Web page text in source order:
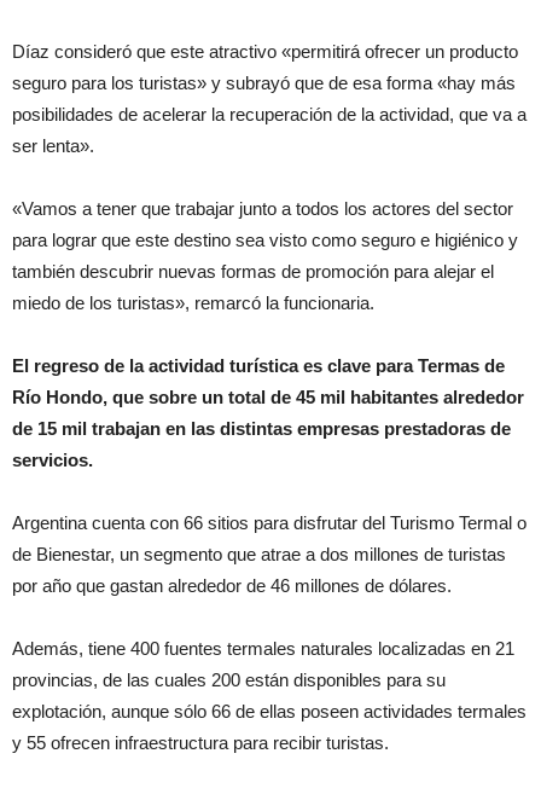
Díaz consideró que este atractivo «permitirá ofrecer un producto
seguro para los turistas» y subrayó que de esa forma «hay más
posibilidades de acelerar la recuperación de la actividad, que va a
ser lenta».
«Vamos a tener que trabajar junto a todos los actores del sector
para lograr que este destino sea visto como seguro e higiénico y
también descubrir nuevas formas de promoción para alejar el
miedo de los turistas», remarcó la funcionaria.
El regreso de la actividad turística es clave para Termas de
Río Hondo, que sobre un total de 45 mil habitantes alrededor
de 15 mil trabajan en las distintas empresas prestadoras de
servicios.
Argentina cuenta con 66 sitios para disfrutar del Turismo Termal o
de Bienestar, un segmento que atrae a dos millones de turistas
por año que gastan alrededor de 46 millones de dólares.
Además, tiene 400 fuentes termales naturales localizadas en 21
provincias, de las cuales 200 están disponibles para su
explotación, aunque sólo 66 de ellas poseen actividades termales
y 55 ofrecen infraestructura para recibir turistas.